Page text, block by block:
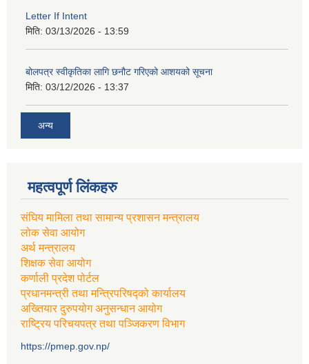
Letter If Intent
मिति: 03/13/2026 - 13:59
बोलपत्र स्वीकृतिका लागि छनौट गरिएको आशयको सूचना
मिति: 03/12/2026 - 13:37
अन्य
महत्वपूर्ण लिंकहरु
संघिय मामिला तथा सामान्य प्रशासन मन्त्रालय
लोक सेवा आयोग
अर्थ मन्त्रालय
शिक्षक सेवा आयोग
कर्णाली प्रदेश पोर्टल
प्रधानमन्त्री तथा मन्त्रिपरिषद्को कार्यालय
अख्तियार दुरुपयोग अनुसन्धान आयोग
राष्ट्रिय परिचयपत्र तथा पञ्जिकरण विभाग
https://pmep.gov.np/